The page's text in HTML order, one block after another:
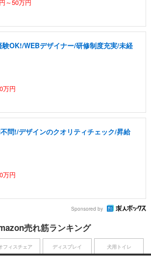
～50万円
OK!/WEBデザイナー/研修制度充実/未経
万円
問!/デザインのクオリティチェック/昇給
万円
Sponsored by
売れ筋ランキング
フィスチェア ディスプレイ 犬用トイレ